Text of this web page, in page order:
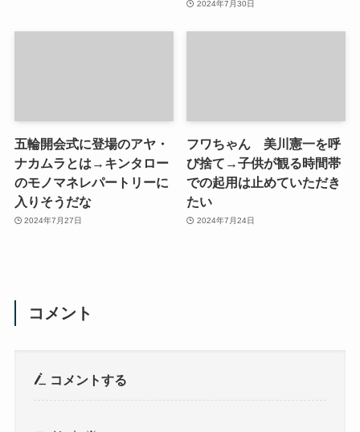
2024年7月30日
五輪開会式に登場のアヤ・
ナカムラとは→キンタロー
のモノマネレパートリーに
入りそうだな
2024年7月27日
フワちゃん 美川憲一を呼
び捨て→子供が観る時間帯
での起用は止めていただき
たい
2024年7月24日
コメント
コメントする